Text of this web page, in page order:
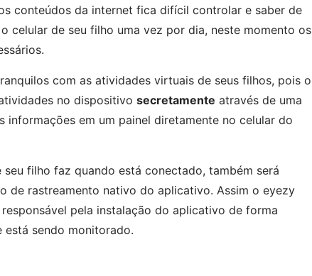
conteúdos da internet fica difícil controlar e saber de
celular de seu filho uma vez por dia, neste momento os
com as atividades virtuais de seus filhos, pois o
no dispositivo secretamente através de uma
informações em um painel diretamente no celular do
filho faz quando está conectado, também será
de rastreamento nativo do aplicativo. Assim o eyezy
pela instalação do aplicativo de forma
está sendo monitorado.